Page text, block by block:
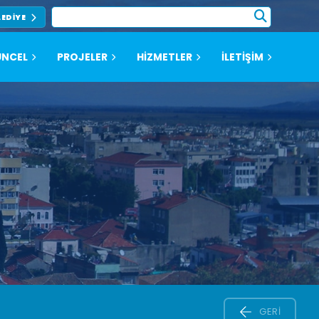
PROJELER HİZMETLER İLETİŞİM
GERI